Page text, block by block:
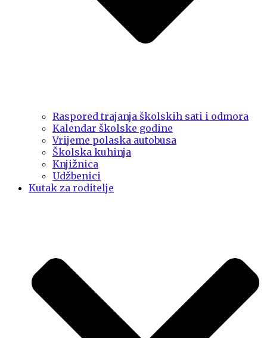
Raspored trajanja školskih sati i odmora
Kalendar školske godine
Vrijeme polaska autobusa
Školska kuhinja
Knjižnica
Udžbenici
Kutak za roditelje